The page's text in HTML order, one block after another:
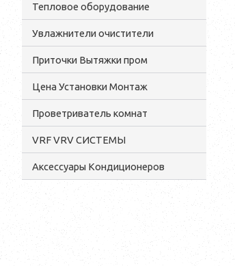
Тепловое оборудование
Увлажнители очистители
Приточки Вытяжки пром
Цена Установки Монтаж
Проветриватель комнат
VRF VRV СИСТЕМЫ
Аксессуары Кондиционеров